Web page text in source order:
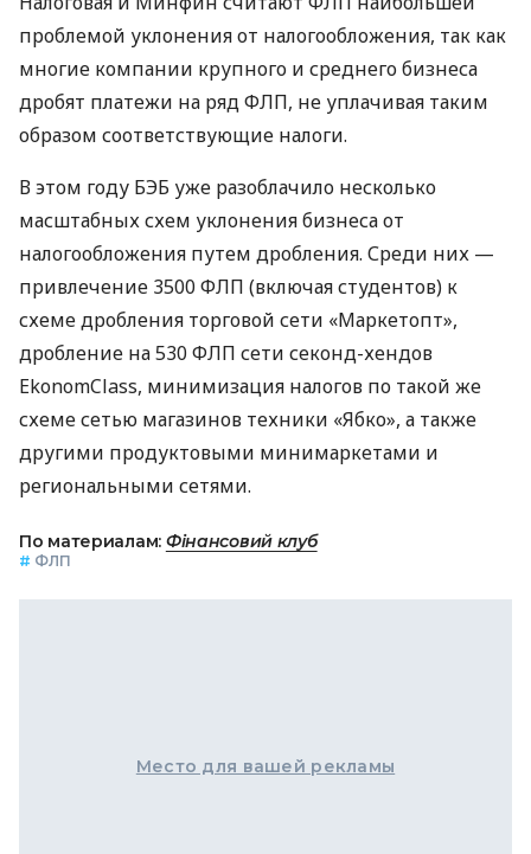
проблемой уклонения от налогообложения, так как
многие компании крупного и среднего бизнеса
дробят платежи на ряд ФЛП, не уплачивая таким
образом соответствующие налоги.
В этом году БЭБ уже разоблачило несколько
масштабных схем уклонения бизнеса от
налогообложения путем дробления. Среди них —
привлечение 3500 ФЛП (включая студентов) к
схеме дробления торговой сети «Маркетопт»,
дробление на 530 ФЛП сети секонд-хендов
EkonomClass, минимизация налогов по такой же
схеме сетью магазинов техники «Ябко», а также
другими продуктовыми минимаркетами и
региональными сетями.
По материалам: Фінансовий клуб
# ФЛП
Место для вашей рекламы